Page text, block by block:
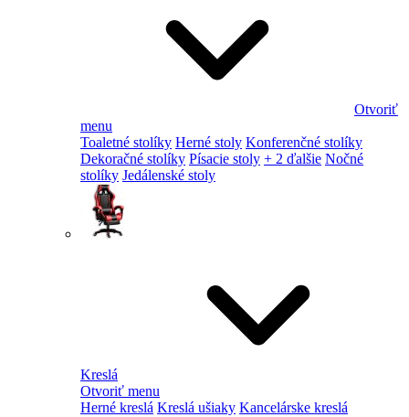
Otvoriť
menu
Toaletné stolíky Herné stoly Konferenčné stolíky
Dekoračné stolíky Písacie stoly + 2 ďalšie Nočné
stolíky Jedálenské stoly
Kreslá
Otvoriť menu
Herné kreslá Kreslá ušiaky Kancelárske kreslá